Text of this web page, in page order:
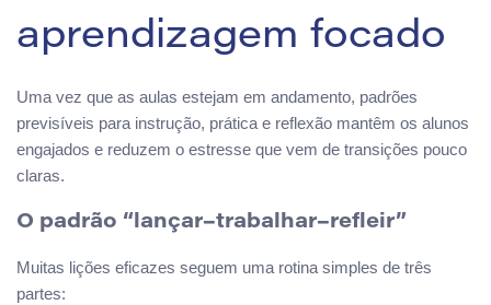
aprendizagem focado
Uma vez que as aulas estejam em andamento, padrões
previsíveis para instrução, prática e reflexão mantêm os alunos
engajados e reduzem o estresse que vem de transições pouco
claras.
O padrão “lançar–trabalhar–refleir”
Muitas lições eficazes seguem uma rotina simples de três
partes: